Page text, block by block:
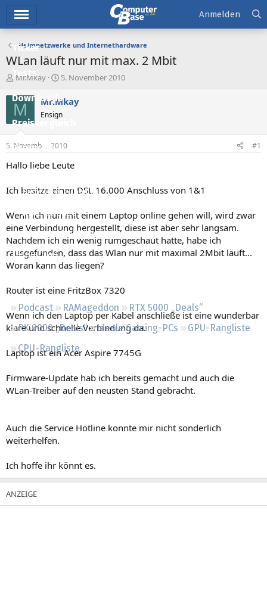
Ticker
Tests
Downloads
Preisvergleich
Forum
Aktuelles
Empfohlene Inhalte
Neue Beiträge
Neueste Aktivitäten
Leserartikel
Podcast RAMageddon
RTX 5000 „Deals“
RX 9000 „Deals“
Ideale Gaming-PCs
GPU-Rangliste
CPU-Rangliste
Anmelden
Heimnetzwerke und Internethardware
WLan läuft nur mit max. 2 Mbit
E
s
t
e
l
e
r
Mr.Mkay
E
s
e
l
t
a
5. November 2010
M Mr.Mkay
Ensign
5. November 2010 #1
Hallo liebe Leute
Ich besitze einen DSL 16.000 Anschluss von 1&1
Wenn ich nun mit einem Laptop online gehen will, wird zwar
eine Verbindung hergestellt, diese ist aber sehr langsam.
Nachdem ich ein wenig rumgeschaut hatte, habe ich
rausgefunden, dass das Wlan nur mit maximal 2Mbit läuft...
Woran kann das liegen?
Router ist eine FritzBox 7320
Wenn ich den Laptop per Kabel anschließe ist eine wunderbar
klare und schnelle Verbindung da.
Laptop ist ein Acer Aspire 7745G
Firmware-Update hab ich bereits gemacht und auch die
WLan-Treiber auf den neusten Stand gebracht.
Auch die Service Hotline konnte mir nicht sonderlich
weiterhelfen.
Ich hoffe ihr könnt es.